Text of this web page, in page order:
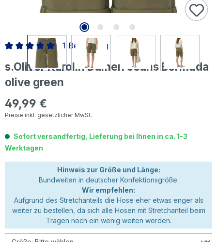
s.Oliver Karolin Damen Jeans Bermuda
olive green
Regulärer Preis:
49,99 €
Preise inkl. gesetzlicher MwSt.
Durchschnittliche Bewertung von 5 von 5 Sternen
1 Bewertung
Sofort versandfertig, Lieferung bei Ihnen in ca. 1-3
Werktagen
Hinweis zur Größe und Länge:
Bundweiten in deutscher Konfektionsgröße.
Wir empfehlen:
Aufgrund des Stretchanteils die Hose eher etwas enger als
weiter zu bestellen, da sich alle Hosen mit Stretchanteil beim
Tragen noch ein wenig weiten werden.